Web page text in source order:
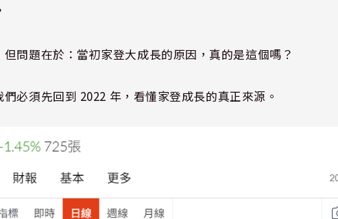
問題在於：當初家登大成長的原因，真的是這個嗎？
必須先回到 2022 年，看懂家登成長的真正來源。